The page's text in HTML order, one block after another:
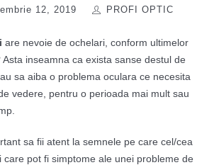
12, 2019 PROFI OPTIC
are nevoie de ochelari, conform ultimelor
inseamna ca exista sanse destul de
sa aiba o problema oculara ce necesita
vedere, pentru o perioada mai mult sau
sa fii atent la semnele pe care cel/cea
care pot fi simptome ale unei probleme de